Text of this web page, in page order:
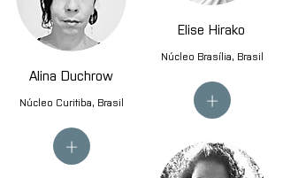
Alina Duchrow
Núcleo Curitiba, Brasil
+
Elise Hirako
Núcleo Brasília, Brasil
+